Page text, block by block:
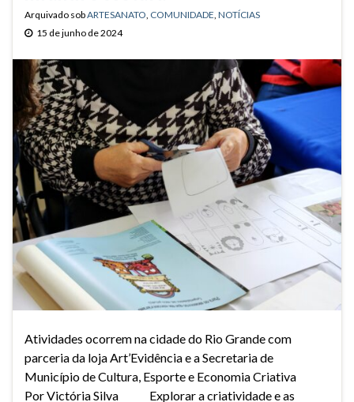
Arquivado sobARTESANATO COMUNIDADE NOTÍCIAS
15 de junho de 2024
Atividades ocorrem na cidade do Rio Grande com
parceria da loja Art’Evidência e a Secretaria de
Município de Cultura, Esporte e Economia Criativa
Por Victória Silva Explorar a criatividade e as